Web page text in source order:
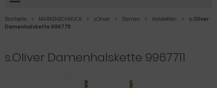
Startseite MARKENSCHMUCK s.Oliver Damen Halsketten
s.Oliver
Damenhalskette 9967711
s.Oliver Damenhalskette 9967711